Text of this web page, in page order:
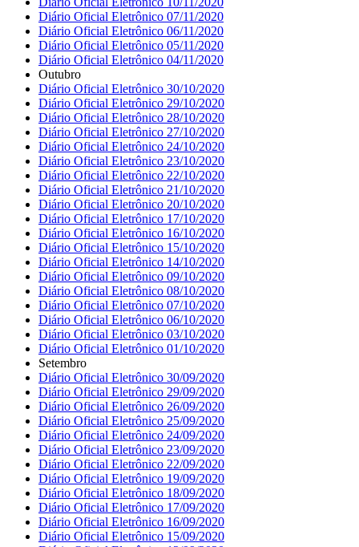
Diário Oficial Eletrônico 07/11/2020
Diário Oficial Eletrônico 06/11/2020
Diário Oficial Eletrônico 05/11/2020
Diário Oficial Eletrônico 04/11/2020
Outubro
Diário Oficial Eletrônico 30/10/2020
Diário Oficial Eletrônico 29/10/2020
Diário Oficial Eletrônico 28/10/2020
Diário Oficial Eletrônico 27/10/2020
Diário Oficial Eletrônico 24/10/2020
Diário Oficial Eletrônico 23/10/2020
Diário Oficial Eletrônico 22/10/2020
Diário Oficial Eletrônico 21/10/2020
Diário Oficial Eletrônico 20/10/2020
Diário Oficial Eletrônico 17/10/2020
Diário Oficial Eletrônico 16/10/2020
Diário Oficial Eletrônico 15/10/2020
Diário Oficial Eletrônico 14/10/2020
Diário Oficial Eletrônico 09/10/2020
Diário Oficial Eletrônico 08/10/2020
Diário Oficial Eletrônico 07/10/2020
Diário Oficial Eletrônico 06/10/2020
Diário Oficial Eletrônico 03/10/2020
Diário Oficial Eletrônico 01/10/2020
Setembro
Diário Oficial Eletrônico 30/09/2020
Diário Oficial Eletrônico 29/09/2020
Diário Oficial Eletrônico 26/09/2020
Diário Oficial Eletrônico 25/09/2020
Diário Oficial Eletrônico 24/09/2020
Diário Oficial Eletrônico 23/09/2020
Diário Oficial Eletrônico 22/09/2020
Diário Oficial Eletrônico 19/09/2020
Diário Oficial Eletrônico 18/09/2020
Diário Oficial Eletrônico 17/09/2020
Diário Oficial Eletrônico 16/09/2020
Diário Oficial Eletrônico 15/09/2020